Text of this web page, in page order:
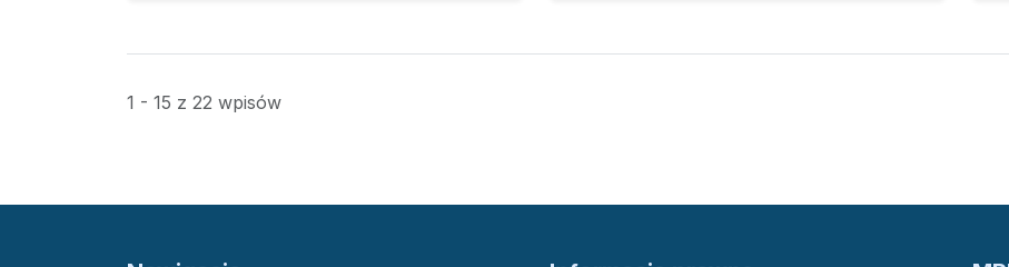
1 - 15 z 22 wpisów